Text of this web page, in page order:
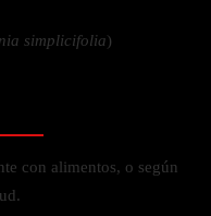
simplicifolia)
con alimentos, o según